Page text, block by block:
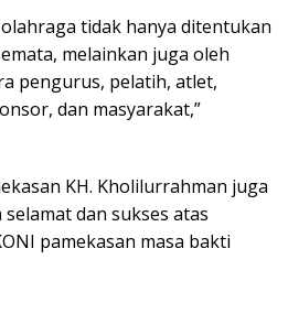
tidak hanya ditentukan
melainkan juga oleh
pengurus, pelatih, atlet,
dan masyarakat,”
KH. Kholilurrahman juga
dan sukses atas
pamekasan masa bakti